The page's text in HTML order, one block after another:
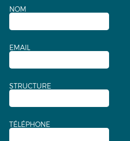
NOM
EMAIL
STRUCTURE
TÉLÉPHONE